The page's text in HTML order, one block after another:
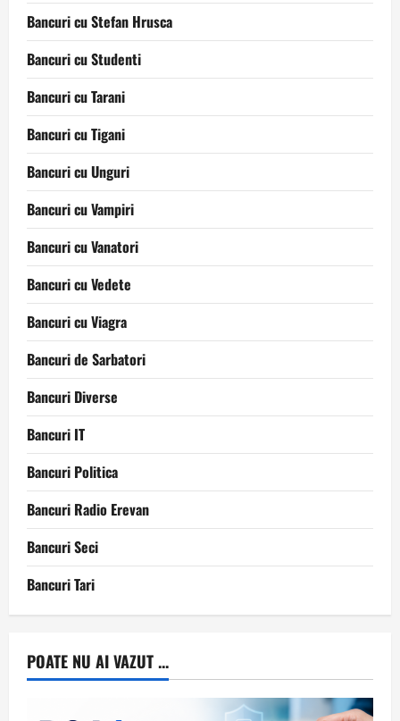
Bancuri cu Stefan Hrusca
Bancuri cu Studenti
Bancuri cu Tarani
Bancuri cu Tigani
Bancuri cu Unguri
Bancuri cu Vampiri
Bancuri cu Vanatori
Bancuri cu Vedete
Bancuri cu Viagra
Bancuri de Sarbatori
Bancuri Diverse
Bancuri IT
Bancuri Politica
Bancuri Radio Erevan
Bancuri Seci
Bancuri Tari
POATE NU AI VAZUT ...